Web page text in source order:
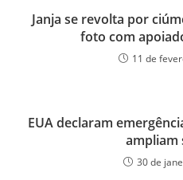
Janja se revolta por
foto com
11 de
EUA declaram
ampliam
30 de